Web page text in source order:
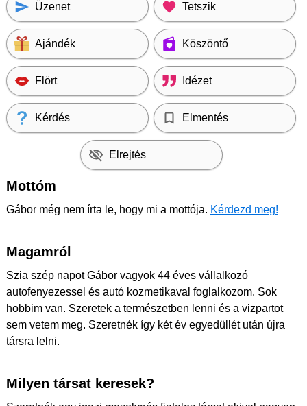
Üzenet Tetszik
Ajándék Köszöntő
Flört Idézet
Kérdés Elmentés
Elrejtés
Mottóm
Gábor még nem írta le, hogy mi a mottója. Kérdezd meg!
Magamról
Szia szép napot Gábor vagyok 44 éves vállalkozó
autofenyezessel és autó kozmetikaval foglalkozom. Sok
hobbim van. Szeretek a természetben lenni és a vizpartot
sem vetem meg. Szeretnék így két év egyedüllét után újra
társra lelni.
Milyen társat keresek?